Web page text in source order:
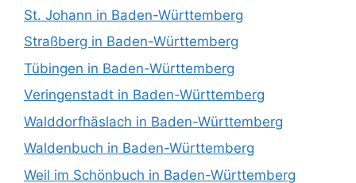
St. Johann in Baden-Württemberg
Straßberg in Baden-Württemberg
Tübingen in Baden-Württemberg
Veringenstadt in Baden-Württemberg
Walddorfhäslach in Baden-Württemberg
Waldenbuch in Baden-Württemberg
Weil im Schönbuch in Baden-Württemberg